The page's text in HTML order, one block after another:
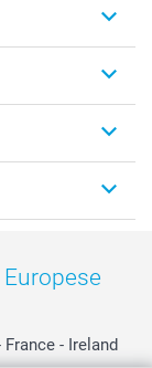
France - Ireland